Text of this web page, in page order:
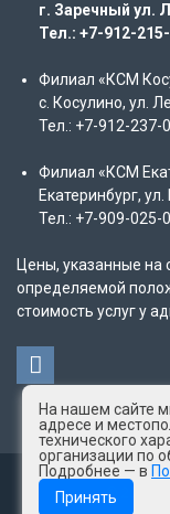
г. Заречный ул.
Тел.: +7-912-
Филиал «КСМ
с. Косулино, ул.
Тел.: +7-912-237-
Филиал «КСМ
Екатеринбург,
Тел.: +7-909-025-
Цены, указанные на
определяемой
стоимость услуг у
© 2025
На нашем сайте
адресе и
технического
организации по
Подробнее — в
Принять